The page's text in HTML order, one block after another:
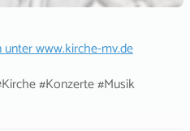
unterwww.kirche-mv.de
#Konzerte #Musik